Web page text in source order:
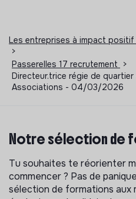
Les entreprises à impact
>
Passerelles 17 recrutement
>
Directeur.trice régie de
Associations - 04/03/2026
Notre sélection de
Tu souhaites te réorienter
commencer ? Pas de
sélection de formations aux